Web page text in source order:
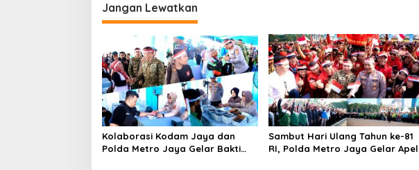
Jangan Lewatkan
Kolaborasi Kodam Jaya dan
Polda Metro Jaya Gelar Bakti
Sambut Hari Ulang Tahun ke-81
RI, Polda Metro Jaya Gelar Apel